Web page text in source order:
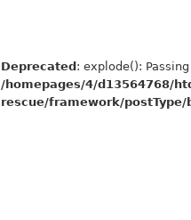
Deprecated : explode():
/homepages/4/d13564768/
rescue/framework/